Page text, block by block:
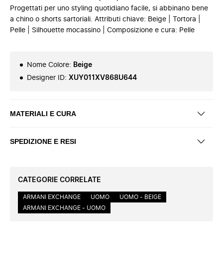
Progettati per uno styling quotidiano facile, si abbinano bene
a chino o shorts sartoriali. Attributi chiave: Beige | Tortora |
Pelle | Silhouette mocassino | Composizione e cura: Pelle
Nome Colore: Beige
Designer ID: XUY011XV868U644
MATERIALI E CURA
SPEDIZIONE E RESI
CATEGORIE CORRELATE
ARMANI EXCHANGE UOMO
UOMO - BEIGE
ARMANI EXCHANGE - UOMO